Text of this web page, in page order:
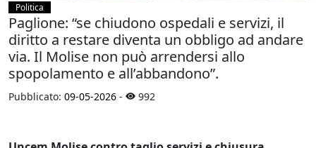
Politica
Paglione: “se chiudono ospedali e servizi, il
diritto a restare diventa un obbligo ad andare
via. Il Molise non può arrendersi allo
spopolamento e all’abbandono”.
Pubblicato: 09-05-2026 - 992